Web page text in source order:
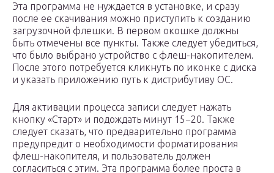
Эта программа не нуждается в установке, и сразу
после ее скачивания можно приступить к созданию
загрузочной флешки. В первом окошке должны
быть отмечены все пункты. Также следует убедиться,
что было выбрано устройство с флеш-накопителем.
После этого потребуется кликнуть по иконке с диска
и указать приложению путь к дистрибутиву ОС.
Для активации процесса записи следует нажать
кнопку «Старт» и подождать минут 15−20. Также
следует сказать, что предварительно программа
предупредит о необходимости форматирования
флеш-накопителя, и пользователь должен
согласиться с этим. Эта программа более проста в